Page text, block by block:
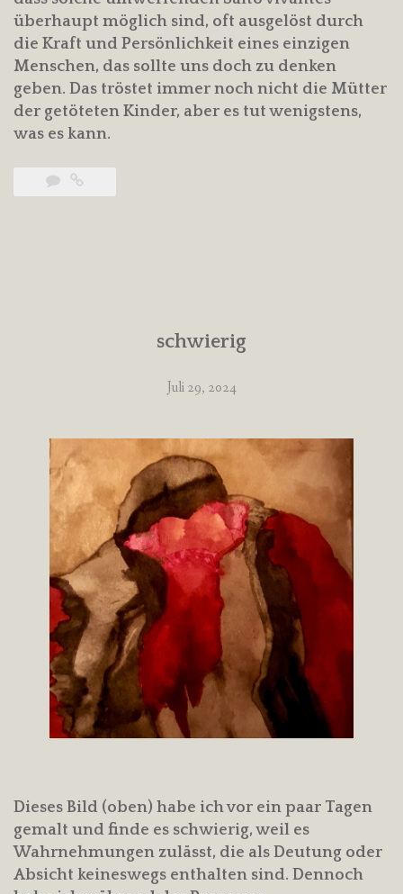
überhaupt möglich sind, oft ausgelöst durch
die Kraft und Persönlichkeit eines einzigen
Menschen, das sollte uns doch zu denken
geben. Das tröstet immer noch nicht die Mütter
der getöteten Kinder, aber es tut wenigstens,
was es kann.
schwierig
Juli 29, 2024
Dieses Bild (oben) habe ich vor ein paar Tagen
gemalt und finde es schwierig, weil es
Wahrnehmungen zulässt, die als Deutung oder
Absicht keineswegs enthalten sind. Dennoch